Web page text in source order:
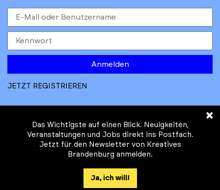
Anmelden
JETZT REGISTRIEREN
© Kreatives Brandenburg im Auftrag des
Klimaschutz des Landes Brandenburg
×
Das Wichtigste auf einen Blick. Neuigkeiten,
Veranstaltungen und Jobs direkt ins Postfach.
Jetzt für den Newsletter von Kreatives
Brandenburg anmelden.
Ja, ich will!